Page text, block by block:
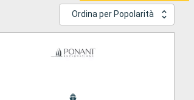
Ordina per Popolarità